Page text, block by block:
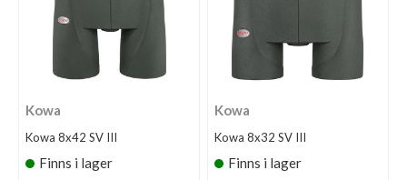
Kowa
Kowa 8x42 SV III
Finns i lager
Kowa
Kowa 8x32 SV III
Finns i lager